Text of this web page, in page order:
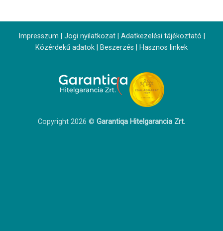
Impresszum Jogi nyilatkozat| Adatkezelési tájékoztató
Közérdekű adatok
Beszerzés Hasznos linkek
Copyright 2026 © Garantiqa Hitelgarancia Zrt.